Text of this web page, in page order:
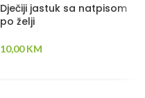
Dječiji jastuk sa natpisom
po želji
10,00KM